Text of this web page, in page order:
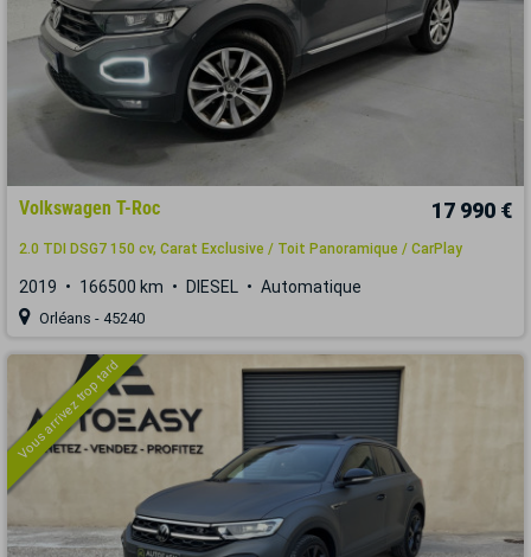
Volkswagen T-Roc 17 990 €
2.0 TDI DSG7 150 cv, Carat Exclusive / Toit Panoramique / CarPlay
2019 166500 km DIESEL Automatique
Orléans - 45240
Vous arrivez trop tard